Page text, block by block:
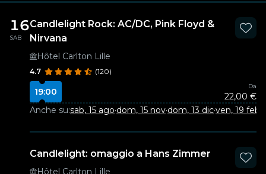
16
SAB
Candlelight Rock: AC/DC, Pink Floyd &
Nirvana
Hôtel Carlton Lille
4.7 (120)
19:00
Da
22,00 €
Anche su:sab, 15 ago·dom, 15 nov·dom, 13 dic·ven, 19 feb
Candlelight: omaggio a Hans Zimmer
Hôtel Carlton Lille